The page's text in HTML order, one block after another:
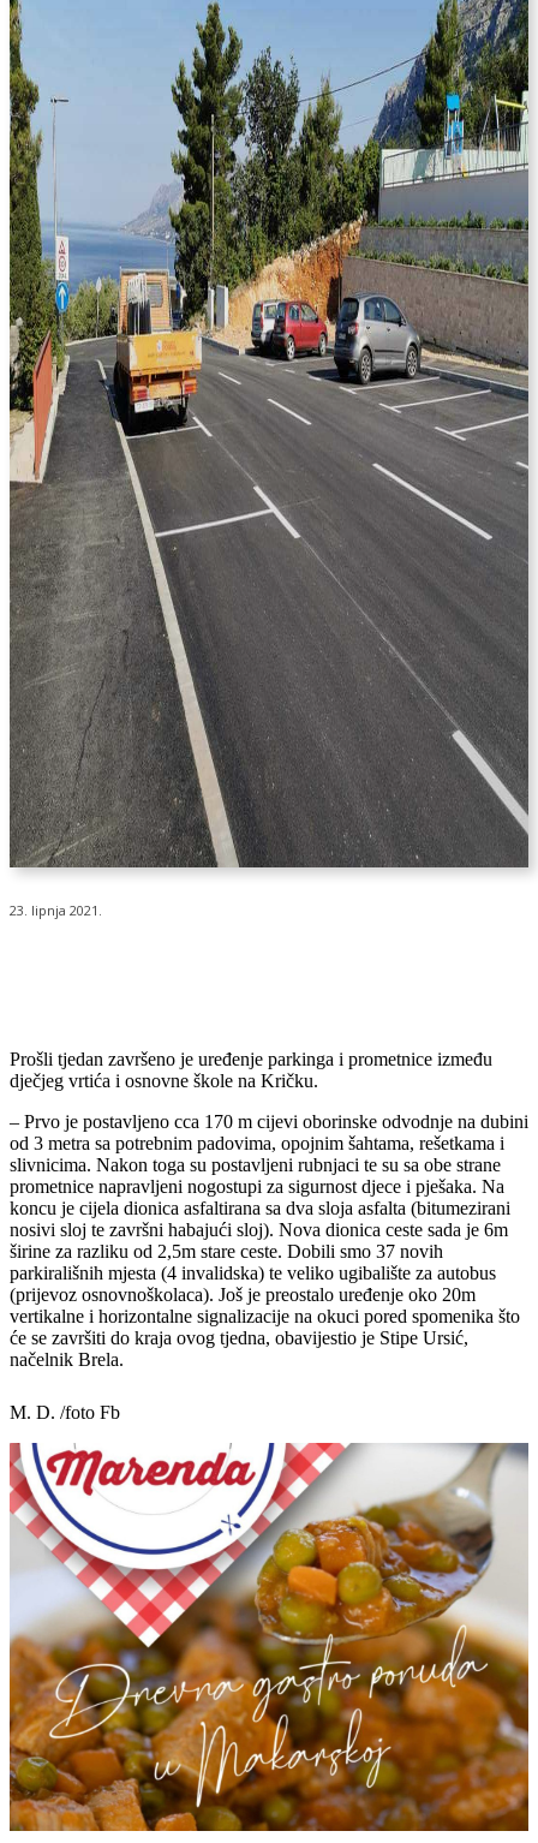
23. lipnja 2021.
Prošli tjedan završeno je uređenje parkinga i prometnice između
dječjeg vrtića i osnovne škole na Kričku.
– Prvo je postavljeno cca 170 m cijevi oborinske odvodnje na dubini
od 3 metra sa potrebnim padovima, opojnim šahtama, rešetkama i
slivnicima. Nakon toga su postavljeni rubnjaci te su sa obe strane
prometnice napravljeni nogostupi za sigurnost djece i pješaka. Na
koncu je cijela dionica asfaltirana sa dva sloja asfalta (bitumezirani
nosivi sloj te završni habajući sloj). Nova dionica ceste sada je 6m
širine za razliku od 2,5m stare ceste. Dobili smo 37 novih
parkirališnih mjesta (4 invalidska) te veliko ugibalište za autobus
(prijevoz osnovnoškolaca). Još je preostalo uređenje oko 20m
vertikalne i horizontalne signalizacije na okuci pored spomenika što
će se završiti do kraja ovog tjedna, obavijestio je Stipe Ursić,
načelnik Brela.
M. D. /foto Fb